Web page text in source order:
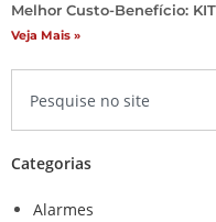
Melhor Custo-Benefício:
Veja Mais »
Categorias
Alarmes